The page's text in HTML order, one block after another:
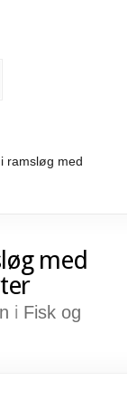
ramsløg med
med
i Fisk og